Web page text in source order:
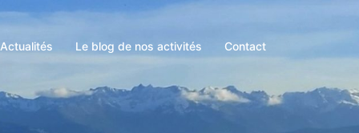
Actualités Le blog de nos activités Contact